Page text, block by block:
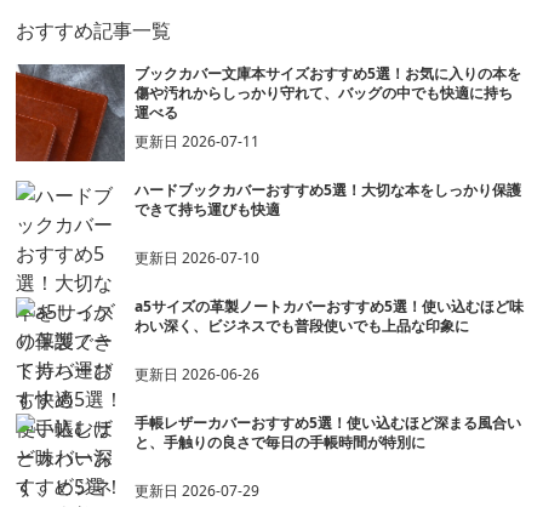
おすすめ記事一覧
ブックカバー文庫本サイズおすすめ5選！お気に入りの本を
傷や汚れからしっかり守れて、バッグの中でも快適に持ち
運べる
更新日2026-07-11
ハードブックカバーおすすめ5選！大切な本をしっかり保護
できて持ち運びも快適
更新日2026-07-10
a5サイズの革製ノートカバーおすすめ5選！使い込むほど味
わい深く、ビジネスでも普段使いでも上品な印象に
更新日2026-06-26
手帳レザーカバーおすすめ5選！使い込むほど深まる風合い
と、手触りの良さで毎日の手帳時間が特別に
更新日2026-07-29